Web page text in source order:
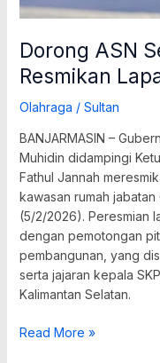
Dorong ASN
Resmikan
Olahraga / Sultan
BANJARMASIN –
Muhidin didampingi
Fathul Jannah
kawasan rumah jabatan
(5/2/2026). Peresmian
dengan pemotongan
pembangunan, yang
serta jajaran kepala
Kalimantan Selatan.
Read More »